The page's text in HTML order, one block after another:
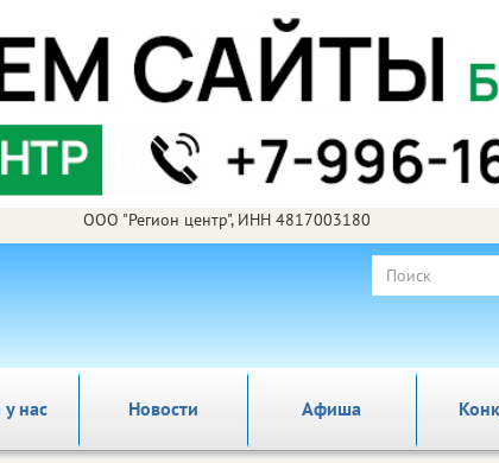
ООО "Регион центр", ИНН 4817003180
нас Новости Афиша